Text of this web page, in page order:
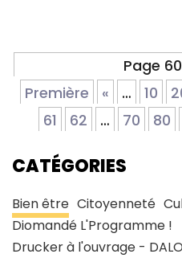
Page
Première
« … 10
61
62 … 70 80
CATÉGORIES
Bien être Citoyenneté
Diomandé L'Programme !
Drucker à l'ouvrage - DALO